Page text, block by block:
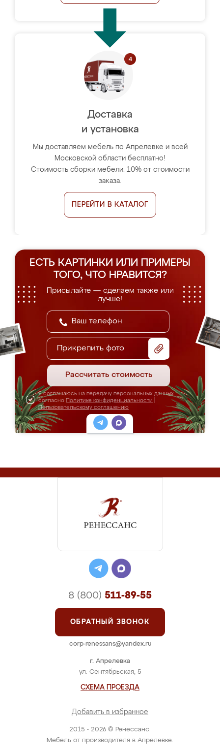
Доставка
и установка
Мы доставляем мебель по Апрелевке и всей
Московской области бесплатно!
Стоимость сборки мебели: 10% от стоимости
заказа.
ПЕРЕЙТИ В КАТАЛОГ
ЕСТЬ КАРТИНКИ ИЛИ ПРИМЕРЫ
ТОГО, ЧТО НРАВИТСЯ?
Присылайте — сделаем также или
лучше!
Прикрепить фото
Рассчитать стоимость
Я соглашаюсь на передачу персональных данных
согласно Политике конфиденциальности
Пользовательскому соглашению
2015 - 2026 © Ренессанс.
Мебель от производителя в Апрелевке.
г. Апрелевка
ул. Сентябрьская, 5
СХЕМА ПРОЕЗДА
Добавить в избранное
8 (800) 511-89-55
ОБРАТНЫЙ ЗВОНОК
corp-renessans@yandex.ru